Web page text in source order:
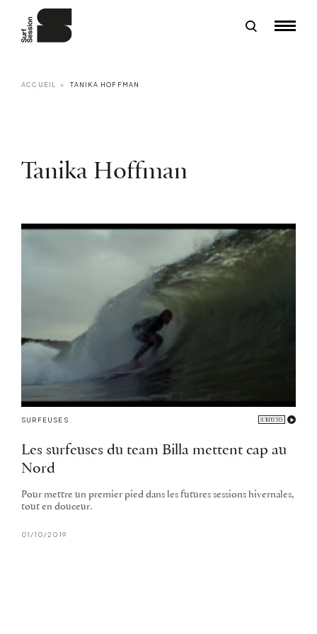
ACCUEIL TANIKA HOFFMAN
Tanika Hoffman
SURFEUSES
Les surfeuses du team Billa mettent cap au
Nord
Pour mettre un premier pied dans les futures sessions hivernales,
tout en douceur.
01/10/2019